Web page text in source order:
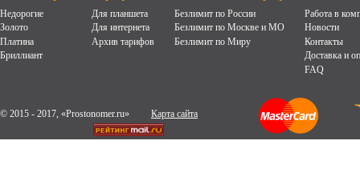
Недорогие
Золото
Платина
Бриллиант
Для планшета
Для интернета
Архив тарифов
Безлимит по России
Безлимит по Москве и МО
Безлимит по Миру
Работа в
Новости
Контакты
Доставка и
FAQ
© 2015 - 2017, «Prostonomer.ru» Карта сайта